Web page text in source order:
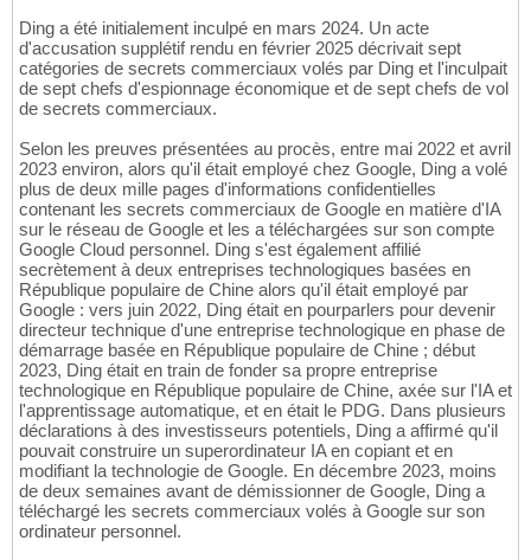
Ding a été initialement inculpé en mars 2024. Un acte
d'accusation supplétif rendu en février 2025 décrivait sept
catégories de secrets commerciaux volés par Ding et l'inculpait
de sept chefs d'espionnage économique et de sept chefs de vol
de secrets commerciaux.
Selon les preuves présentées au procès, entre mai 2022 et avril
2023 environ, alors qu'il était employé chez Google, Ding a volé
plus de deux mille pages d'informations confidentielles
contenant les secrets commerciaux de Google en matière d'IA
sur le réseau de Google et les a téléchargées sur son compte
Google Cloud personnel. Ding s'est également affilié
secrètement à deux entreprises technologiques basées en
République populaire de Chine alors qu'il était employé par
Google : vers juin 2022, Ding était en pourparlers pour devenir
directeur technique d'une entreprise technologique en phase de
démarrage basée en République populaire de Chine ; début
2023, Ding était en train de fonder sa propre entreprise
technologique en République populaire de Chine, axée sur l'IA et
l'apprentissage automatique, et en était le PDG. Dans plusieurs
déclarations à des investisseurs potentiels, Ding a affirmé qu'il
pouvait construire un superordinateur IA en copiant et en
modifiant la technologie de Google. En décembre 2023, moins
de deux semaines avant de démissionner de Google, Ding a
téléchargé les secrets commerciaux volés à Google sur son
ordinateur personnel.